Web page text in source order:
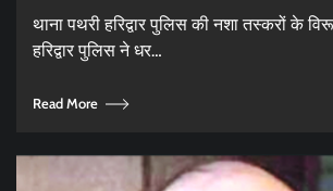
थाना पथरी हरिद्वार पुलिस की नशा तस्करों के
हरिद्वार पुलिस ने धर…
Read More